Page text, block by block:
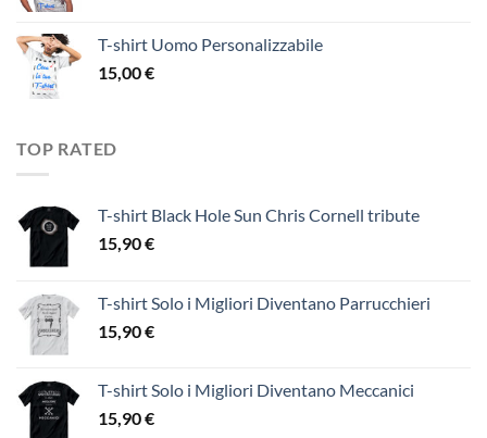
T-shirt Uomo Personalizzabile
15,00€
TOP RATED
T-shirt Black Hole Sun Chris Cornell tribute
15,90€
T-shirt Solo i Migliori Diventano Parrucchieri
15,90€
T-shirt Solo i Migliori Diventano Meccanici
15,90€